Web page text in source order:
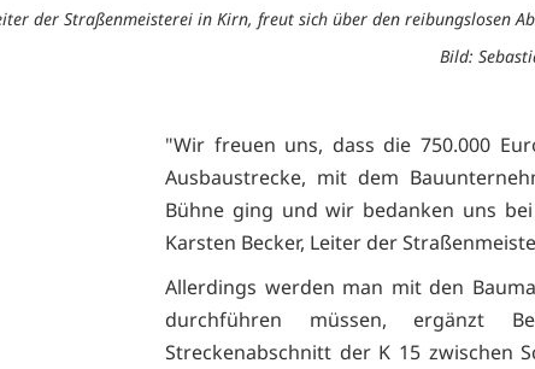
der Straßenmeisterei in Kirn, freut sich über den reibungslosen
Bild:
"Wir freuen uns, dass die 750.000
Ausbaustrecke, mit dem
Bühne ging und wir bedanken uns
Karsten Becker, Leiter der
Allerdings werden man mit den
durchführen müssen, ergänzt
Streckenabschnitt der K 15 zwischen